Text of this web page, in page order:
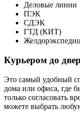
Деловые линии
ПЭК
СДЭК
ГТД (КИТ)
Курьером до
Это самый удобный
дома или офиса, где
только согласовать
можете выбрать